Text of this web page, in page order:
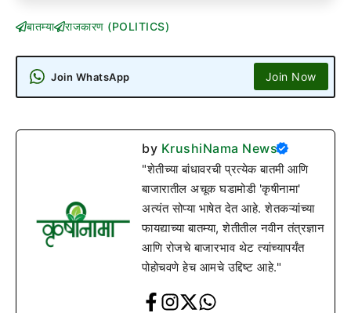
बातम्या राजकारण (POLITICS)
Join WhatsApp Join Now
by KrushiNama News
"शेतीच्या बांधावरची प्रत्येक बातमी आणि
बाजारातील अचूक घडामोडी 'कृषीनामा'
अत्यंत सोप्या भाषेत देत आहे. शेतकऱ्यांच्या
फायद्याच्या बातम्या, शेतीतील नवीन तंत्रज्ञान
आणि रोजचे बाजारभाव थेट त्यांच्यापर्यंत
पोहोचवणे हेच आमचे उद्दिष्ट आहे."